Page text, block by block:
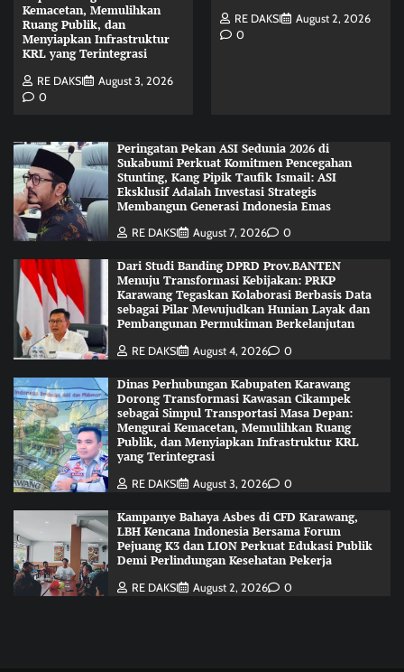
Kemacetan, Memulihkan
Ruang Publik, dan
Menyiapkan Infrastruktur
KRL yang Terintegrasi
RE DAKSI
August 3, 2026
0
RE DAKSI
August 2, 2026
0
Peringatan Pekan ASI Sedunia 2026 di
Sukabumi Perkuat Komitmen Pencegahan
Stunting, Kang Pipik Taufik Ismail: ASI
Eksklusif Adalah Investasi Strategis
Membangun Generasi Indonesia Emas
RE DAKSI August 7, 2026 0
Dari Studi Banding DPRD Prov.BANTEN
Menuju Transformasi Kebijakan: PRKP
Karawang Tegaskan Kolaborasi Berbasis Data
sebagai Pilar Mewujudkan Hunian Layak dan
Pembangunan Permukiman Berkelanjutan
RE DAKSI August 4, 2026 0
Dinas Perhubungan Kabupaten Karawang
Dorong Transformasi Kawasan Cikampek
sebagai Simpul Transportasi Masa Depan:
Mengurai Kemacetan, Memulihkan Ruang
Publik, dan Menyiapkan Infrastruktur KRL
yang Terintegrasi
RE DAKSI August 3, 2026 0
Kampanye Bahaya Asbes di CFD Karawang,
LBH Kencana Indonesia Bersama Forum
Pejuang K3 dan LION Perkuat Edukasi Publik
Demi Perlindungan Kesehatan Pekerja
RE DAKSI August 2, 2026 0